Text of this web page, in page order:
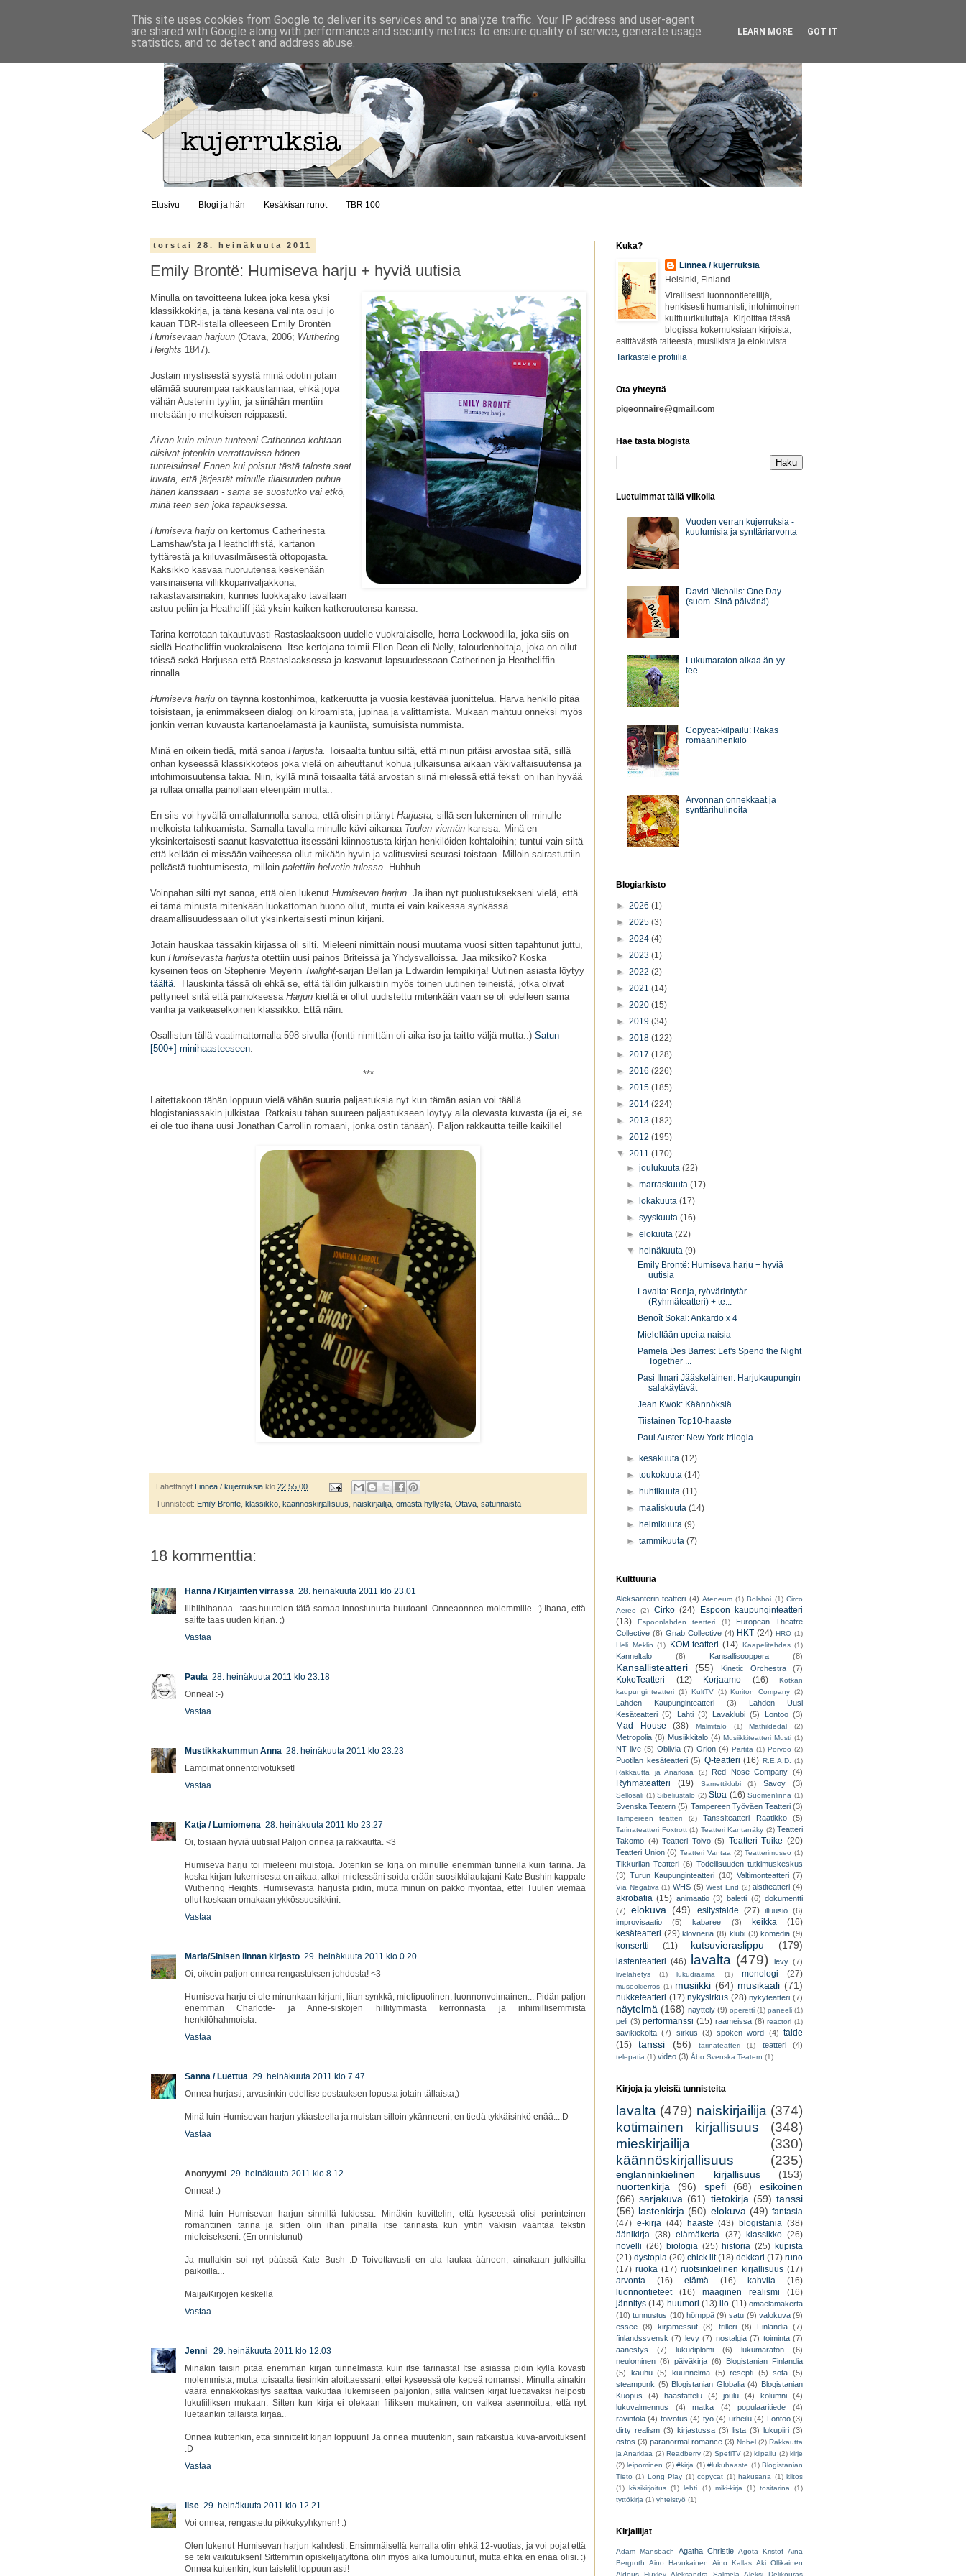
Etusivu Blogi ja hän Kesäkisan runot TBR 100
torstai 28. heinäkuuta 2011
Emily Brontë: Humiseva harju + hyviä uutisia
Minulla on tavoitteena lukea joka kesä yksi
klassikkokirja, ja tänä kesänä valinta osui jo
kauan TBR-listalla olleeseen Emily Brontën
Humisevaan harjuun (Otava, 2006; Wuthering
Heights 1847).
Jostain mystisestä syystä minä odotin jotain
elämää suurempaa rakkaustarinaa, ehkä jopa
vähän Austenin tyylin, ja siinähän mentiin
metsään jo melkoisen reippaasti.
Aivan kuin minun tunteeni Catherinea kohtaan
olisivat jotenkin verrattavissa hänen
tunteisiinsa! Ennen kui poistut tästä talosta saat
luvata, että järjestät minulle tilaisuuden puhua
hänen kanssaan - sama se suostutko vai etkö,
minä teen sen joka tapauksessa.
Humiseva harju on kertomus Catherinesta
Earnshaw'sta ja Heathcliffistä, kartanon
tyttärestä ja kiiluvasilmäisestä ottopojasta.
Kaksikko kasvaa nuoruutensa keskenään
varsinaisena villikkoparivaljakkona,
rakastavaisinakin, kunnes luokkajako tavallaan
astuu peliin ja Heathcliff jää yksin kaiken katkeruutensa kanssa.
Tarina kerrotaan takautuvasti Rastaslaaksoon uudelle vuokralaiselle, herra Lockwoodilla, joka siis on
siellä Heathcliffin vuokralaisena. Itse kertojana toimii Ellen Dean eli Nelly, taloudenhoitaja, joka on ollut
töissä sekä Harjussa että Rastaslaaksossa ja kasvanut lapsuudessaan Catherinen ja Heathcliffin
rinnalla.
Humiseva harju on täynnä kostonhimoa, katkeruutta ja vuosia kestävää juonittelua. Harva henkilö pitää
toisistaan, ja enimmäkseen dialogi on kiroamista, jupinaa ja valittamista. Mukaan mahtuu onneksi myös
jonkin verran kuvausta kartanoelämästä ja kauniista, sumuisista nummista.
Minä en oikein tiedä, mitä sanoa Harjusta. Toisaalta tuntuu siltä, että minun pitäisi arvostaa sitä, sillä
onhan kyseessä klassikkoteos joka vielä on aiheuttanut kohua julkaisunsa aikaan väkivaltaisuutensa ja
intohimoisuutensa takia. Niin, kyllä minä toisaalta tätä arvostan siinä mielessä että teksti on ihan hyvää
ja rullaa omalla painollaan eteenpäin mutta..
En siis voi hyvällä omallatunnolla sanoa, että olisin pitänyt Harjusta, sillä sen lukeminen oli minulle
melkoista tahkoamista. Samalla tavalla minulle kävi aikanaa Tuulen viemän kanssa. Minä en
yksinkertaisesti saanut kasvatettua itsessäni kiinnostusta kirjan henkilöiden kohtaloihin; tuntui vain siltä
että kellään ei missään vaiheessa ollut mikään hyvin ja valitusvirsi seurasi toistaan. Milloin sairastuttiin
pelkästä tuohtumisesta, milloin palettiin helvetin tulessa. Huhhuh.
Voinpahan silti nyt sanoa, että olen lukenut Humisevan harjun. Ja ihan nyt puolustuksekseni vielä, että
ei tämä minusta mitenkään luokattoman huono ollut, mutta ei vain kaikessa synkässä
draamallisuudessaan ollut yksinkertaisesti minun kirjani.
Jotain hauskaa tässäkin kirjassa oli silti. Mieleeni nimittäin nousi muutama vuosi sitten tapahtunut juttu,
kun Humisevasta harjusta otettiin uusi painos Briteissä ja Yhdysvalloissa. Jaa miksikö? Koska
kyseinen teos on Stephenie Meyerin Twilight-sarjan Bellan ja Edwardin lempikirja! Uutinen asiasta löytyy
täältä. Hauskinta tässä oli ehkä se, että tällöin julkaistiin myös toinen uutinen teineistä, jotka olivat
pettyneet siitä että painoksessa Harjun kieltä ei ollut uudistettu mitenkään vaan se oli edelleen sama
vanha ja vaikeaselkoinen klassikko. Että näin.
Osallistun tällä vaatimattomalla 598 sivulla (fontti nimittäin oli aika iso ja taitto väljä mutta..) Satun
[500+]-minihaasteeseen.
***
Laitettakoon tähän loppuun vielä vähän suuria paljastuksia nyt kun tämän asian voi täällä
blogistaniassakin julkistaa. Ratkaisu tähän suureen paljastukseen löytyy alla olevasta kuvasta (ja ei, se
ei ole tuo ihana uusi Jonathan Carrollin romaani, jonka ostin tänään). Paljon rakkautta teille kaikille!
Lähettänyt Linnea / kujerruksia klo 22.55.00
Tunnisteet: Emily Brontë, klassikko, käännöskirjallisuus, naiskirjailija, omasta hyllystä, Otava, satunnaista
18 kommenttia:
Hanna / Kirjainten virrassa 28. heinäkuuta 2011 klo 23.01
Iiihiihihanaa.. taas huutelen tätä samaa innostunutta huutoani. Onneaonnea molemmille. :) Ihana, että
saitte taas uuden kirjan. ;)
Vastaa
Paula 28. heinäkuuta 2011 klo 23.18
Onnea! :-)
Vastaa
Mustikkakummun Anna 28. heinäkuuta 2011 klo 23.23
Lämpimät onnentoivotukset!
Vastaa
Katja / Lumiomena 28. heinäkuuta 2011 klo 23.27
Oi, tosiaan hyviä uutisia! Paljon onnea ja rakkautta. <3
Humiseva harju toi mieleeni muistoja. Jotenkin se kirja on minulle enemmän tunneila kuin tarina. Ja
koska kirjan lukemisesta on aikaa, alkoi mielessäni soida erään suosikkilaulajani Kate Bushin kappale
Wuthering Heights. Humisevasta harjusta pidin, mutta minun on pakko myöntää, ettei Tuulen viemää
ollut koskaan omakaan ykkössuosikkini.
Vastaa
Maria/Sinisen linnan kirjasto 29. heinäkuuta 2011 klo 0.20
Oi, oikein paljon onnea rengastuksen johdosta! <3
Humiseva harju ei ole minunkaan kirjani, liian synkkä, mielipuolinen, luonnonvoimainen... Pidän paljon
enemmän Charlotte- ja Anne-siskojen hillitymmästä kerronnasta ja inhimillisemmistä
henkilöhahmoista.
Vastaa
Sanna / Luettua 29. heinäkuuta 2011 klo 7.47
Onnea hurjasti, arvasinkin edellise postauksen lopusta jotain tällaista;)
Minä luin Humisevan harjun yläasteella ja muistan silloin ykänneeni, en tiedä tykkäisinkö enää...:D
Vastaa
Anonyymi 29. heinäkuuta 2011 klo 8.12
Onnea! :)
Minä luin Humisevan harjun sinnillä lukiossa. Minäkin kuvittelin, että kyseessä olisi perinteinen
romanttinen tarina ja sitten olin ihan pihalla itse tarinasta kun yritin väkisin vääntää tekstin
mieleisekseni. (En onnistunut)
Ja mullakin soi nyt päässä Kate Bush :D Toivottavasti en ala laulaa ääneen, ainakaan julkisilla
paikoilla...
Maija/Kirjojen keskellä
Vastaa
Jenni
29. heinäkuuta 2011 klo 12.03
Minäkin taisin pitää enemmän kirjan tunnelmasta kuin itse tarinasta! Itse asiassa pidin kyllä kovasti
molemmista, mutta toisaalta tiesinkin aloittaessani, ettei kyseessä ole kepeä romanssi. Minulla ainakin
väärä ennakkokäsitys saattaa vaikuttaa lukemiseen paljonkin, sillä valitsen kirjat luettavaksi helposti
lukufiiliksen mukaan. Sitten kun kirja ei olekaan fiiliksen mukainen, on vaikea asennoitua, että nyt
luetaankin tällaista kirjaa..
Onnea kutitenkin, että sinnittelit kirjan loppuun! Ja onnea muutenkin, sain ratkaistua kuva-arvoituksen!
:D
Vastaa
Ilse 29. heinäkuuta 2011 klo 12.21
Voi onnea, rengastettu pikkukyyhkynen! :)
Olen lukenut Humisevan harjun kahdesti. Ensimmäisellä kerralla olin ehkä 12-vuotias, ja voi pojat että
se teki vaikutuksen! Sittemmin opiskelijatyttönä olin myös aika lumoutunut, mutta ehkä en enää olisi. :)
Onnea kuitenkin, kun taistelit loppuun asti!
Kuka?
Linnea / kujerruksia
Helsinki, Finland
Virallisesti luonnontieteilijä,
henkisesti humanisti, intohimoinen
kulttuurikuluttaja. Kirjoittaa tässä
blogissa kokemuksiaan kirjoista,
esittävästä taiteesta, musiikista ja elokuvista.
Tarkastele profiilia
Ota yhteyttä
pigeonnaire@gmail.com
Hae tästä blogista
Luetuimmat tällä viikolla
Vuoden verran kujerruksia -
kuulumisia ja synttäriarvonta
David Nicholls: One Day
(suom. Sinä päivänä)
Lukumaraton alkaa än-yy-
tee...
Copycat-kilpailu: Rakas
romaanihenkilö
Arvonnan onnekkaat ja
synttärihulinoita
Blogiarkisto
► 2026 (1)
► 2025 (3)
► 2024 (4)
► 2023 (1)
► 2022 (2)
► 2021 (14)
► 2020 (15)
► 2019 (34)
► 2018 (122)
► 2017 (128)
► 2016 (226)
► 2015 (185)
► 2014 (224)
► 2013 (182)
► 2012 (195)
▼ 2011 (170)
►joulukuuta(22)
►marraskuuta(17)
►
lokakuuta(17)
►syyskuuta(16)
►elokuuta(22)
▼ heinäkuuta(9)
Emily Brontë: Humiseva harju + hyviä
uutisia
Lavalta: Ronja, ryövärintytär
(Ryhmäteatteri) + te...
Benoît Sokal: Ankardo x 4
Mieleltään upeita naisia
Pamela Des Barres: Let's Spend the Night
Together ...
Pasi Ilmari Jääskeläinen: Harjukaupungin
salakäytävät
Jean Kwok: Käännöksiä
Tiistainen Top10-haaste
Paul Auster: New York-trilogia
► kesäkuuta(12)
►toukokuuta(14)
► huhtikuuta(11)
►maaliskuuta(14)
► helmikuuta(9)
►tammikuuta(7)
Kulttuuria
Aleksanterin teatteri (4) Ateneum (1) Bolshoi (1) Circo
Aereo
(2) Cirko (24)
Espoon kaupunginteatteri
(13)
Espoonlahden teatteri (1)
European Theatre
Collective (8) Gnab Collective (4) HKT (24) HRO (1)
Heli Meklin (1) KOM-teatteri (14) Kaapelitehdas (1)
Kanneltalo (8) Kansallisooppera (8)
Kansallisteatteri (55) Kinetic Orchestra (7)
KokoTeatteri (12) Korjaamo (16)
Kotkan
kaupunginteatteri (1) KultTV (1) Kuriton Company (2)
Lahden Kaupunginteatteri (3)
Lahden Uusi
Kesäteatteri (5) Lahti (3) Lavaklubi (5) Lontoo (3)
Mad House (38) Malmitalo (1) Mathildedal (2)
Metropolia (8) Musiikkitalo (4) Musiikkiteatteri Musti (1)
NT live (5) Oblivia (7) Orion (4) Partita (1) Porvoo (2)
Puotilan kesäteatteri (5) Q-teatteri (16) R.E.A.D. (1)
Rakkautta ja Anarkiaa
(2) Red Nose Company (4)
Ryhmäteatteri (19) Samettiklubi (1) Savoy (3)
Sellosali (1) Sibeliustalo (2) Stoa (16) Suomenlinna (1)
Svenska Teatern (5) Tampereen Työväen Teatteri (3)
Tampereen teatteri (2) Tanssiteatteri Raatikko (5)
Tarinateatteri Foxtrott (1) Teatteri Kantanäky (2) Teatteri
Takomo (4) Teatteri Toivo (5) Teatteri Tuike (20)
Teatteri Union (6) Teatteri Vantaa (2) Teatterimuseo (1)
Tikkurilan Teatteri (6) Todellisuuden tutkimuskeskus
(3) Turun Kaupunginteatteri (10) Valtimonteatteri (7)
Via Negativa (1) WHS (5) West End (2) aistiteatteri (4)
akrobatia (15) animaatio (3) baletti (6) dokumentti
(7)
elokuva (49) esitystaide (27) illuusio (6)
improvisaatio
(5) kabaree (3) keikka
(16)
kesäteatteri (29) klovneria (8) klubi (3) komedia (9)
konsertti (11) kutsuvieraslippu (179)
lastenteatteri (46) lavalta (479) levy (7)
livelähetys (1) lukudraama (1) monologi (27)
museokierros (1) musiikki (64) musikaali (71)
nukketeatteri (17) nykysirkus (28) nykyteatteri (7)
näytelmä (168) näyttely (9) operetti (1) paneeli (1)
peli (3) performanssi (15) raameissa (8) reactori (1)
savikiekolta (7) sirkus (3) spoken word (4) taide
(15)
tanssi (56) tarinateatteri (1) teatteri (4)
telepatia (1) video (3) Åbo Svenska Teatern (1)
Kirjoja ja yleisiä tunnisteita
lavalta (479) naiskirjailija (374)
kotimainen kirjallisuus
(348)
mieskirjailija
(330)
käännöskirjallisuus
(235)
englanninkielinen kirjallisuus
(153)
nuortenkirja
(96) spefi (68)
esikoinen
(66) sarjakuva (61) tietokirja (59) tanssi
(56) lastenkirja (50) elokuva (49) fantasia
(47) e-kirja (44) haaste (43) blogistania (38)
äänikirja (38) elämäkerta (37) klassikko (26)
novelli (26) biologia (25) historia (25) kupista
(21) dystopia (20) chick lit (18) dekkari (17) runo
(17) ruoka (17) ruotsinkielinen kirjallisuus (17)
arvonta
(16) elämä (16) kahvila
(16)
luonnontieteet
(16) maaginen realismi
(16)
jännitys (14) huumori (13) ilo (11) omaelämäkerta
(10) tunnustus (10) hömppä (9) satu (9) valokuva (9)
essee (8) kirjamessut (8) trilleri (8) Finlandia (7)
finlandssvensk (7) levy (7) nostalgia (7) toiminta (7)
äänestys
(7) lukudiplomi (6) lukumaraton
(6)
neulominen (6) päiväkirja (6)
Blogistanian Finlandia
(5)
kauhu (5) kuunnelma (5) resepti (5) sota (5)
steampunk (5) Blogistanian Globalia (4)
Blogistanian
Kuopus
(4) haastattelu (4) joulu (4) kolumni
(4)
lukuvalmennus
(4) matka (4) populaaritiede
(4)
ravintola (4) toivotus (4) työ (4) urheilu (4) Lontoo (3)
dirty realism (3) kirjastossa (3) lista (3) lukupiiri (3)
ostos (3) paranormal romance (3) Nobel (2) Rakkautta
ja Anarkiaa (2) Readberry (2) SpefiTV (2) kilpailu (2) kirje
(2) leipominen (2) #kirja (1) #lukuhaaste (1) Blogistanian
Tieto (1) Long Play (1) copycat (1) hakusana (1) kiitos
(1) käsikirjoitus (1) lehti (1) miki-kirja (1) tositarina (1)
tyttökirja (1) yhteistyö (1)
Kirjailijat
Adam Mansbach Agatha Christie Agota Kristof Aina
Bergroth
Aino Havukainen Aino Kallas Aki Ollikainen
Aldous Huxley
Aleksandra Salmela Aleksi Delikouras
This site uses cookies from Google to deliver its services and to analyze traffic. Your IP address and user-agent
are shared with Google along with performance and security metrics to ensure quality of service, generate usage
statistics, and to detect and address abuse.
LEARN MORE GOT IT